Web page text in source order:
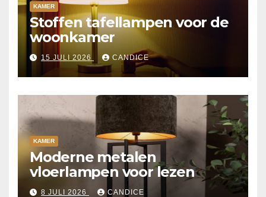
KAMER
Stoffen tafellampen voor de
woonkamer
15 JULI 2026 CANDICE
KAMER
Moderne metalen
vloerlampen voor lezen
8 JULI 2026 CANDICE